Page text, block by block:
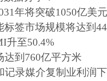
年将突破1050亿美元
标签市场规模将达到
升至50.4%
达到760亿平方米
录媒介复制业利润